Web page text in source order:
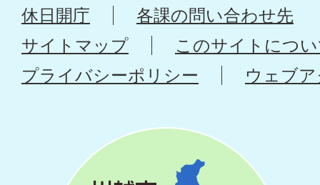
休日開庁
各課の問い合わせ先
サイトマップ
このサイトにつ
プライバシーポリシー
ウェブ